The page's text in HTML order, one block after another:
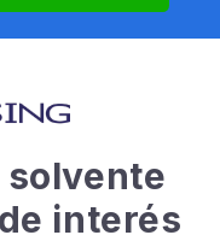
interés